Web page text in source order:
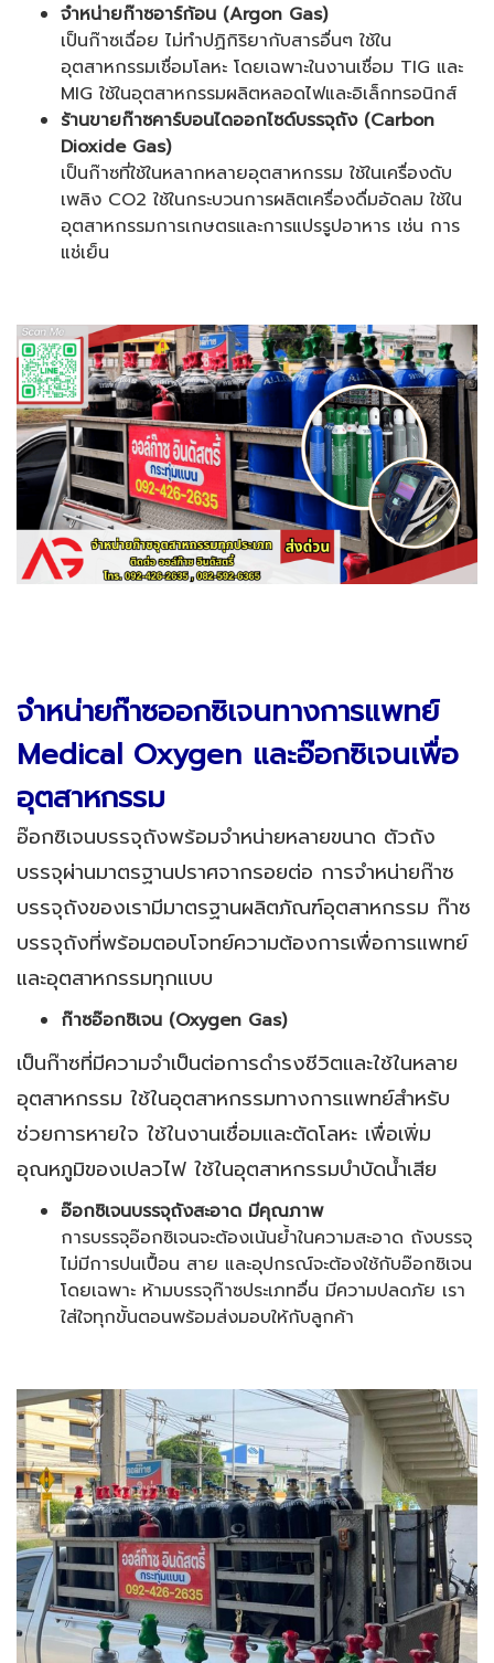
จำหน่ายก๊าซอาร์ก้อน (Argon Gas)
เป็นก๊าซเฉื่อย ไม่ทำปฏิกิริยากับสารอื่นๆ ใช้ใน
อุตสาหกรรมเชื่อมโลหะ โดยเฉพาะในงานเชื่อม TIG และ
MIG ใช้ในอุตสาหกรรมผลิตหลอดไฟและอิเล็กทรอนิกส์
ร้านขายก๊าซคาร์บอนไดออกไซด์บรรจุถัง (Carbon
Dioxide Gas)
เป็นก๊าซที่ใช้ในหลากหลายอุตสาหกรรม ใช้ในเครื่องดับ
เพลิง CO2 ใช้ในกระบวนการผลิตเครื่องดื่มอัดลม ใช้ใน
อุตสาหกรรมการเกษตรและการแปรรูปอาหาร เช่น การ
แช่เย็น
จำหน่ายก๊าซออกซิเจนทางการแพทย์
Medical Oxygen และอ๊อกซิเจนเพื่อ
อุตสาหกรรม
อ๊อกซิเจนบรรจุถังพร้อมจำหน่ายหลายขนาด ตัวถัง
บรรจุผ่านมาตรฐานปราศจากรอยต่อ การจำหน่ายก๊าซ
บรรจุถังของเรามีมาตรฐานผลิตภัณฑ์อุตสาหกรรม ก๊าซ
บรรจุถังที่พร้อมตอบโจทย์ความต้องการเพื่อการแพทย์
และอุตสาหกรรมทุกแบบ
ก๊าซอ๊อกซิเจน (Oxygen Gas)
เป็นก๊าซที่มีความจำเป็นต่อการดำรงชีวิตและใช้ในหลาย
อุตสาหกรรม ใช้ในอุตสาหกรรมทางการแพทย์สำหรับ
ช่วยการหายใจ ใช้ในงานเชื่อมและตัดโลหะ เพื่อเพิ่ม
อุณหภูมิของเปลวไฟ ใช้ในอุตสาหกรรมบำบัดน้ำเสีย
อ๊อกซิเจนบรรจุถังสะอาด มีคุณภาพ
การบรรจุอ๊อกซิเจนจะต้องเน้นย้ำในความสะอาด ถังบรรจุ
ไม่มีการปนเปื้อน สาย และอุปกรณ์จะต้องใช้กับอ๊อกซิเจน
โดยเฉพาะ ห้ามบรรจุก๊าซประเภทอื่น มีความปลดภัย เรา
ใส่ใจทุกขั้นตอนพร้อมส่งมอบให้กับลูกค้า